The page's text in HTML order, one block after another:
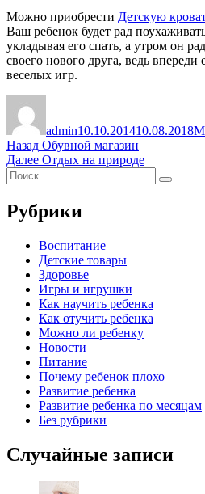
Можно приобрести Детскую
Ваш ребенок будет рад
укладывая его спать, а утром он
своего нового друга, ведь
веселых игр.
admin10.10.201410.08.2018
Навигация
по
записям
Назад Предыдущая
запись:
Обувной магазин
Далее Следующая
Отдых на природе
Искать:
Поиск
Рубрики
Воспитание
Детские товары
Здоровье
Игры и игрушки
Как научить ребенка
Как отучить ребенка
Можно ли ребенку
Новости
Питание
Почему ребенок плохо
Развитие ребенка
Развитие ребенка по месяцам
Без рубрики
Случайные записи